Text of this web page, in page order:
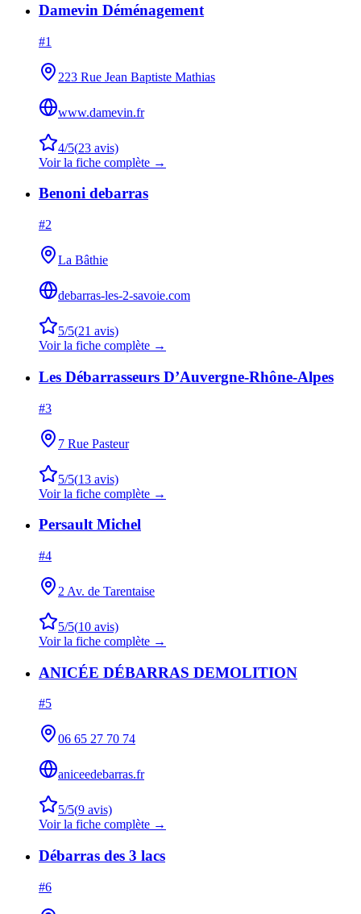
Damevin Déménagement
#1
223 Rue Jean Baptiste Mathias
www.damevin.fr
4/5(23 avis)
Voir la fiche complète →
Benoni debarras
#2
La Bâthie
debarras-les-2-savoie.com
5/5(21 avis)
Voir la fiche complète →
Les Débarrasseurs D’Auvergne-Rhône-Alpes
#3
7 Rue Pasteur
5/5(13 avis)
Voir la fiche complète →
Persault Michel
#4
2 Av. de Tarentaise
5/5(10 avis)
Voir la fiche complète →
ANICÉE DÉBARRAS DEMOLITION
#5
06 65 27 70 74
aniceedebarras.fr
5/5(9 avis)
Voir la fiche complète →
Débarras des 3 lacs
#6